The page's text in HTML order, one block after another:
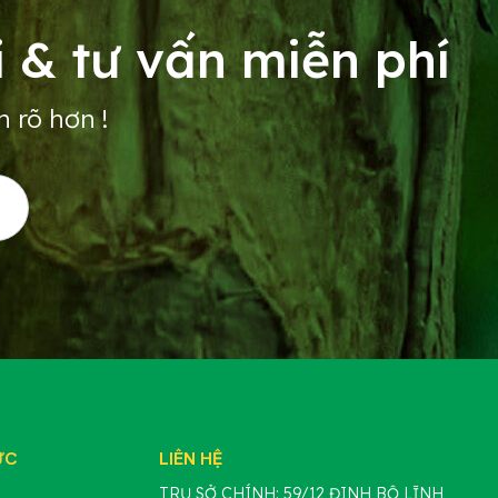
tư vấn miễn phí
rõ hơn !
LIÊN HỆ
TRỤ SỞ CHÍNH: 59/12 ĐINH BỘ LĨNH,